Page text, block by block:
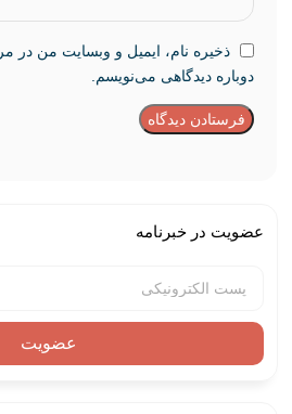
ذخیره نام، ایمیل و وبسایت من در
دوباره دیدگاهی می‌نویسم.
عضویت در خبرنامه
عضویت